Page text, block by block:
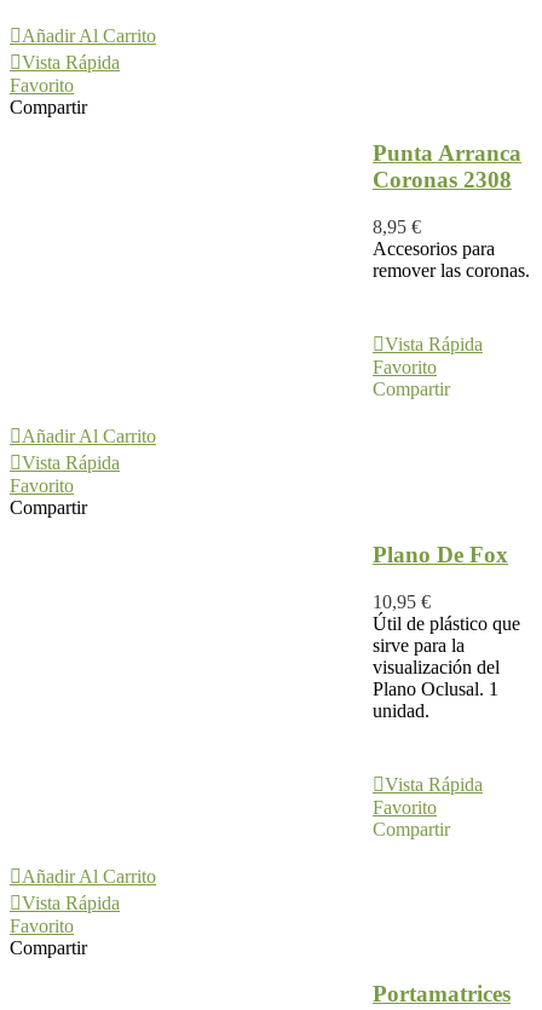
Añadir Al Carrito
Vista Rápida
Favorito
Compartir
Punta Arranca
Coronas 2308
8,95 €
Accesorios para
remover las coronas.
Vista Rápida
Favorito
Compartir
Añadir Al Carrito
Vista Rápida
Favorito
Compartir
Plano De Fox
10,95 €
Útil de plástico que
sirve para la
visualización del
Plano Oclusal. 1
unidad.
Vista Rápida
Favorito
Compartir
Añadir Al Carrito
Vista Rápida
Favorito
Compartir
Portamatrices